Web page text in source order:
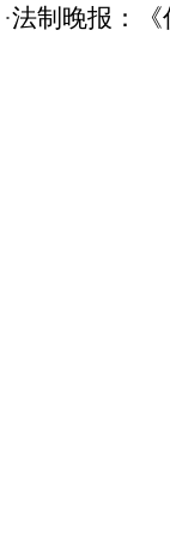
·法制晚报：